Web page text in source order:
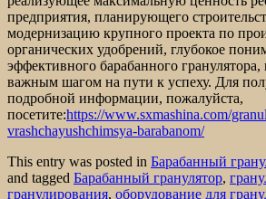
предприятия, планирующего
модернизацию крупного проекта по
органических удобрений, глубокое
эффективного барабанного
важным шагом на пути к успеху. Для
подробной информации, пожалуйста,
посетите:https://www.sxmashina.com/
vrashchayushchimsya-barabanom/
This entry was posted in Барабанный
and tagged Барабанный гранулятор,
гранулирования, оборудование для